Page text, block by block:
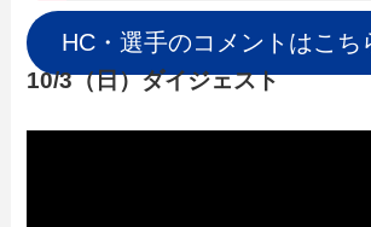
HC・選手のコメントはこち
10/3（日）ダイジェスト